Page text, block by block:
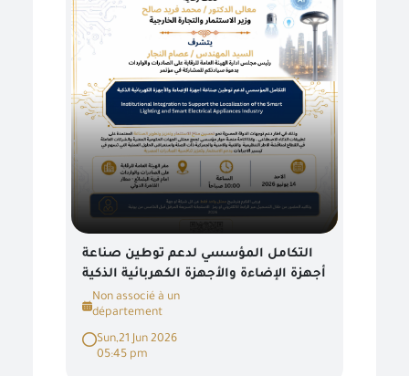
التكامل المؤسسي لدعم توطين صناعة
أجهزة الإضاءة والأجهزة الكهربائية الذكية
Non associé à un
département
Sun,21 Jun 2026
05:45 pm